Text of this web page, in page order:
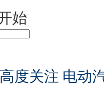
始
度关注 电动